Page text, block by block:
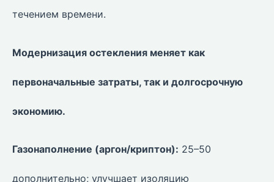
течением времени.
Модернизация остекления меняет как
первоначальные затраты, так и долгосрочную
экономию.
Газонаполнение (аргон/криптон): 25–50
дополнительно; улучшает изоляцию